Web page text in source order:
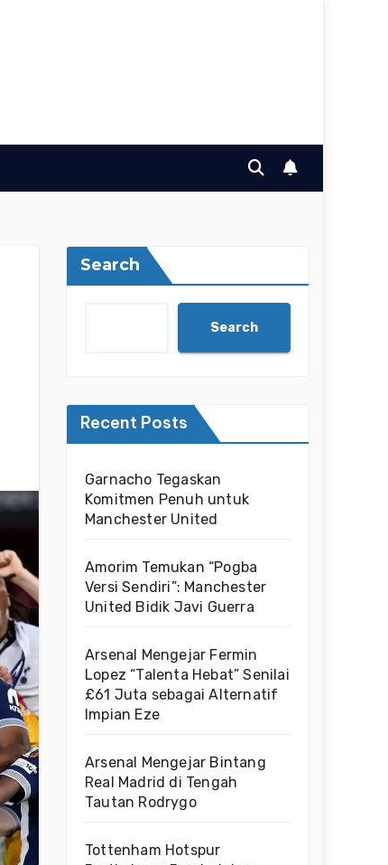
Search
Search
Recent Posts
Garnacho Tegaskan
Komitmen Penuh untuk
Manchester United
Amorim Temukan “Pogba
Versi Sendiri”: Manchester
United Bidik Javi Guerra
Arsenal Mengejar Fermin
Lopez “Talenta Hebat” Senilai
£61 Juta sebagai Alternatif
Impian Eze
Arsenal Mengejar Bintang
Real Madrid di Tengah
Tautan Rodrygo
Tottenham Hotspur